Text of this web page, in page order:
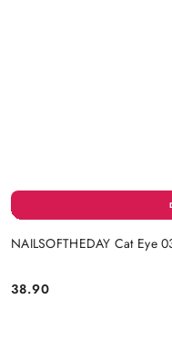
NAILSOFTHEDAY Cat Eye
Cena:
38.90